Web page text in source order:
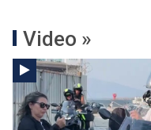
Video »